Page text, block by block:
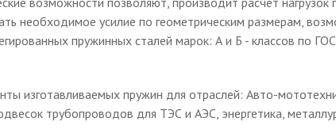
необходимое усилие по геометрическим размерам,
пружинных сталей марок: А и Б - классов
изготавливаемых пружин для отраслей: Авто-
трубопроводов для ТЭС и АЭС, энергетика,